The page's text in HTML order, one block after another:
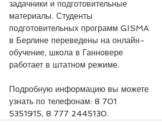
задачники и подготовительные
материалы. Студенты
подготовительных программ GISMA
в Берлине переведены на онлайн-
обучение, школа в Ганновере
работает в штатном режиме.
Подробную информацию вы можете
узнать по телефонам: 8 701
5351915, 8 777 2445130.